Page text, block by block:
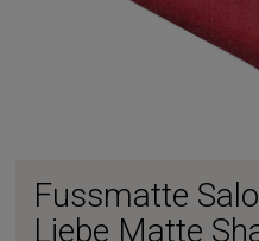
Fussmatte
Liebe Matte